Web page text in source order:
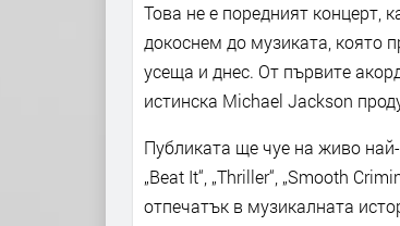
Това не е поредният концерт,
докоснем до музиката, която
усеща и днес. От първите
истинска Michael Jackson
Публиката ще чуе на живо
„Beat It“, „Thriller“, „Smooth
отпечатък в музикалната